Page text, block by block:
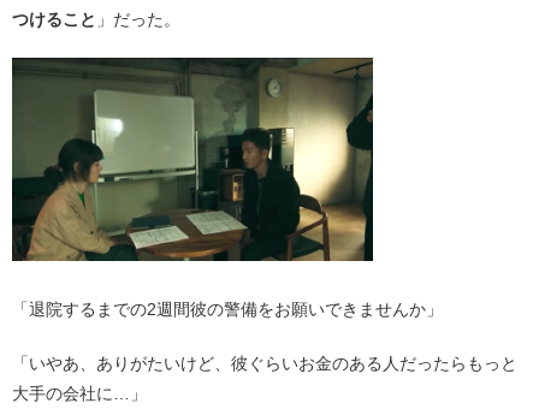
つけること 」だった。
「退院するまでの2週間彼の警備をお願いできませんか」
「いやあ、ありがたいけど、彼ぐらいお金のある人だったらもっと
大手の会社に…」